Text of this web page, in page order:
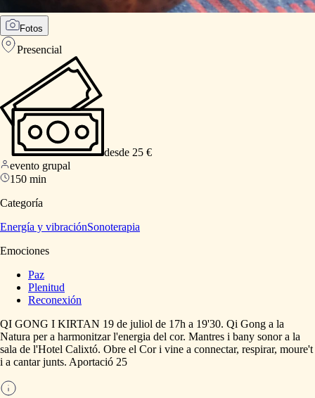
Fotos
Presencial
desde 25 €
evento grupal
150 min
Categoría
Energía y vibraciónSonoterapia
Emociones
Paz
Plenitud
Reconexión
QI GONG I KIRTAN 19 de juliol de 17h a 19'30. Qi Gong a la
Natura per a harmonitzar l'energia del cor. Mantres i bany sonor a la
sala de l'Hotel Calixtó. Obre el Cor i vine a connectar, respirar, moure't
i a cantar junts. Aportació 25